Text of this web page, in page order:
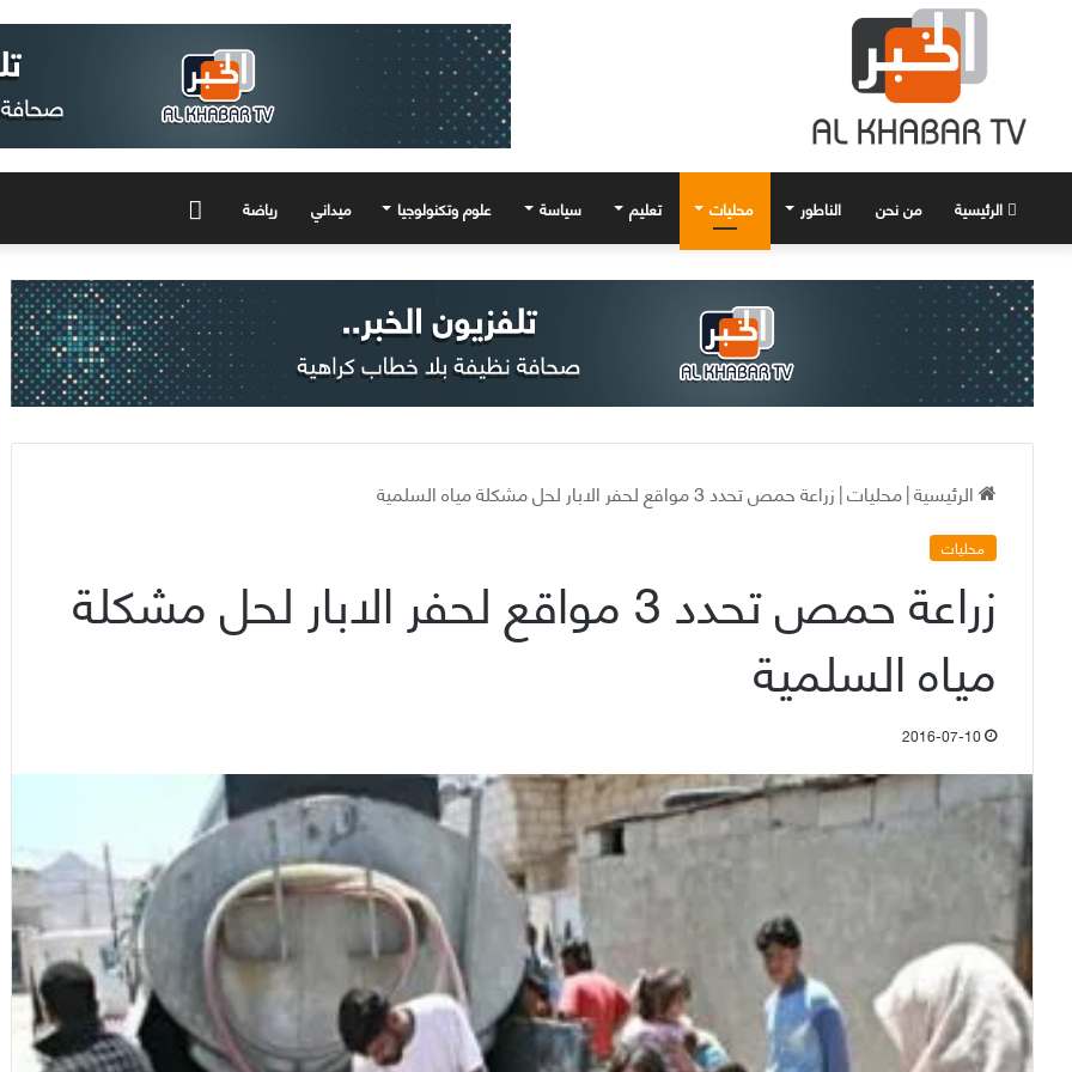
الرئيسية من نحن الناطور محليات تعليم سياسة علوم وتكنولوجيا ميداني رياضة
الرئيسية|محليات|زراعة حمص تحدد 3 مواقع لحفر الابار لحل مشكلة مياه السلمية
محليات
زراعة حمص تحدد 3 مواقع لحفر الابار لحل مشكلة
مياه السلمية
2016-07-10